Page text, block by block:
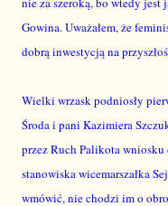
Gowina. Uważałem, że
dobrą inwestycją na
Wielki wrzask podniosły
Środa i pani Kazimiera
przez Ruch Palikota
stanowiska wicemarszałka
wmówić, nie chodzi im o